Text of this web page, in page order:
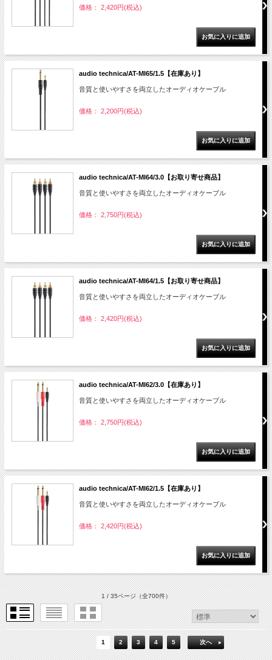
価格： 2,420円(税込)
audio technica/AT-MI65/1.5【在庫あり】
音質と使いやすさを両立したオーディオケーブル
価格： 2,200円(税込)
audio technica/AT-MI64/3.0【お取り寄せ商品】
音質と使いやすさを両立したオーディオケーブル
価格： 2,750円(税込)
audio technica/AT-MI64/1.5【お取り寄せ商品】
音質と使いやすさを両立したオーディオケーブル
価格： 2,420円(税込)
audio technica/AT-MI62/3.0【在庫あり】
音質と使いやすさを両立したオーディオケーブル
価格： 2,750円(税込)
audio technica/AT-MI62/1.5【在庫あり】
音質と使いやすさを両立したオーディオケーブル
価格： 2,420円(税込)
1 / 35ページ（全700件）
1 2 3 4 5 次へ